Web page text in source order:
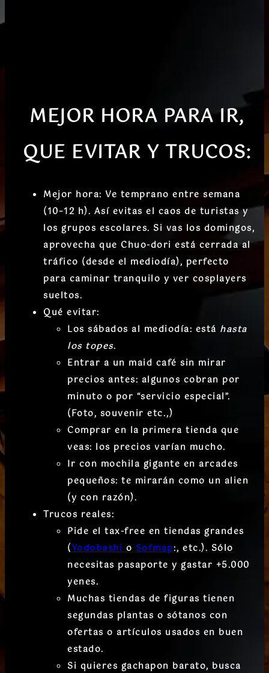
MEJOR HORA PARA IR,
QUE EVITAR Y TRUCOS:
Mejor hora: Ve temprano entre semana
(10–12 h). Así evitas el caos de turistas y
los grupos escolares. Si vas los domingos,
aprovecha que Chuo-dori está cerrada al
tráfico (desde el mediodía), perfecto
para caminar tranquilo y ver cosplayers
sueltos.
Qué evitar:
Los sábados al mediodía: está hasta
los topes.
Entrar a un maid café sin mirar
precios antes: algunos cobran por
minuto o por “servicio especial”.
(Foto, souvenir etc.,)
Comprar en la primera tienda que
veas: los precios varían mucho.
Ir con mochila gigante en arcades
pequeños: te mirarán como un alien
(y con razón).
Trucos reales:
Pide el tax-free en tiendas grandes
(YodobashioSofmap:, etc.). Sólo
necesitas pasaporte y gastar +5.000
yenes.
Muchas tiendas de figuras tienen
segundas plantas o sótanos con
ofertas o artículos usados en buen
estado.
Si quieres gachapon barato, busca